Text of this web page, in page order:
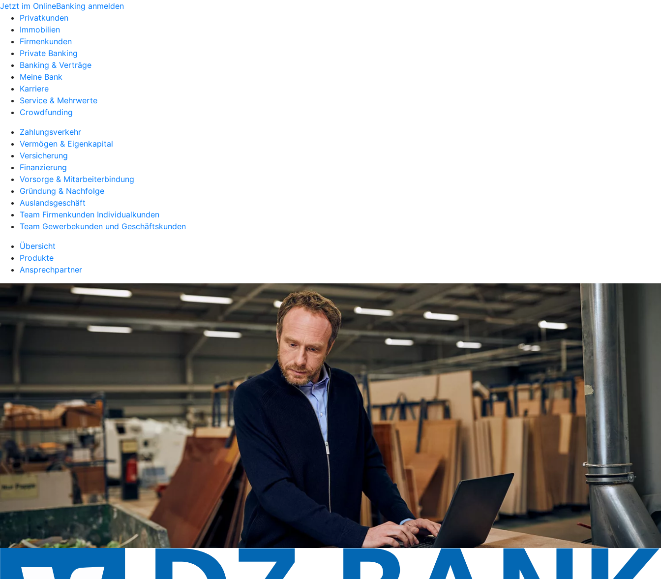
Jetzt im OnlineBanking anmelden
Privatkunden
Immobilien
Firmenkunden
Private Banking
Banking & Verträge
Meine Bank
Karriere
Service & Mehrwerte
Crowdfunding
Zahlungsverkehr
Vermögen & Eigenkapital
Versicherung
Finanzierung
Vorsorge & Mitarbeiterbindung
Gründung & Nachfolge
Auslandsgeschäft
Team Firmenkunden Individualkunden
Team Gewerbekunden und Geschäftskunden
Übersicht
Produkte
Ansprechpartner